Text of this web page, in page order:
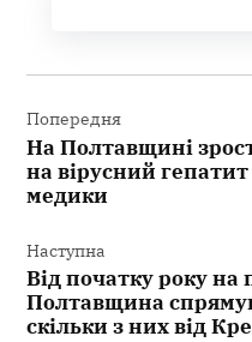
записів
Попередня
На Полтавщині
на вірусний
медики
Наступна
Від початку року на
Полтавщина
скільки з них від